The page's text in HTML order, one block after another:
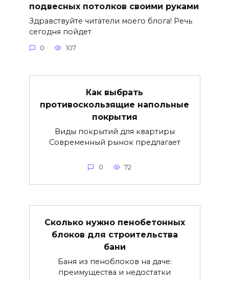
подвесных потолков своими руками
Здравствуйте читатели моего блога! Речь
сегодня пойдет
0 107
Как выбрать
противоскользящие напольные
покрытия
Виды покрытий для квартиры
Современный рынок предлагает
0 72
Сколько нужно пенобетонных
блоков для строительства
бани
Баня из пеноблоков на даче:
преимущества и недостатки